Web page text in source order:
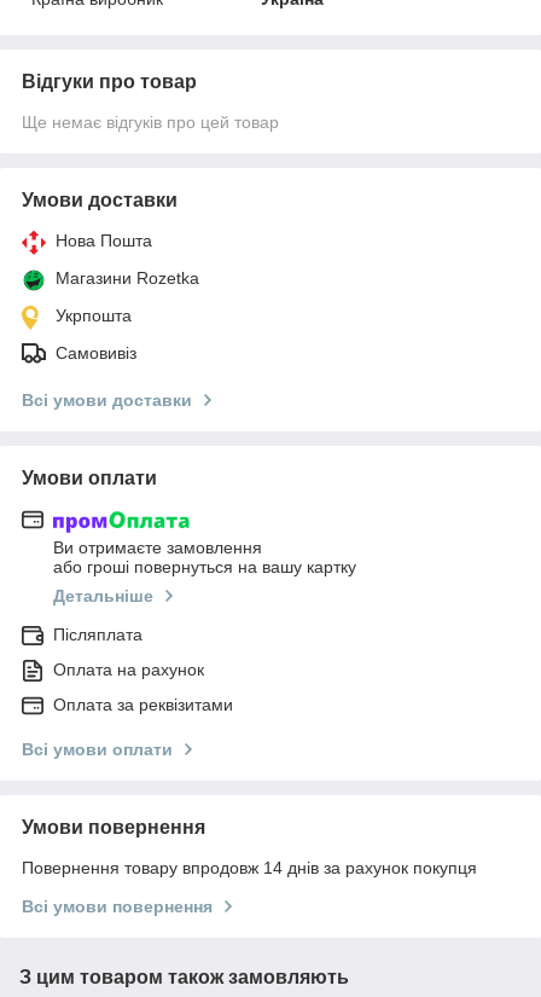
Відгуки про товар
Ще немає відгуків про цей товар
Умови доставки
Нова Пошта
Магазини Rozetka
Укрпошта
Самовивіз
Всі умови доставки
Умови оплати
Ви отримаєте замовлення
або гроші повернуться на вашу картку
Детальніше
Післяплата
Оплата на рахунок
Оплата за реквізитами
Всі умови оплати
Умови повернення
Повернення товару впродовж 14 днів за рахунок покупця
Всі умови повернення
З цим товаром також замовляють